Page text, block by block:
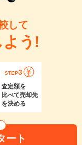
して
よう!
STEP3
査定額を
比べて売却先
を決める
ート